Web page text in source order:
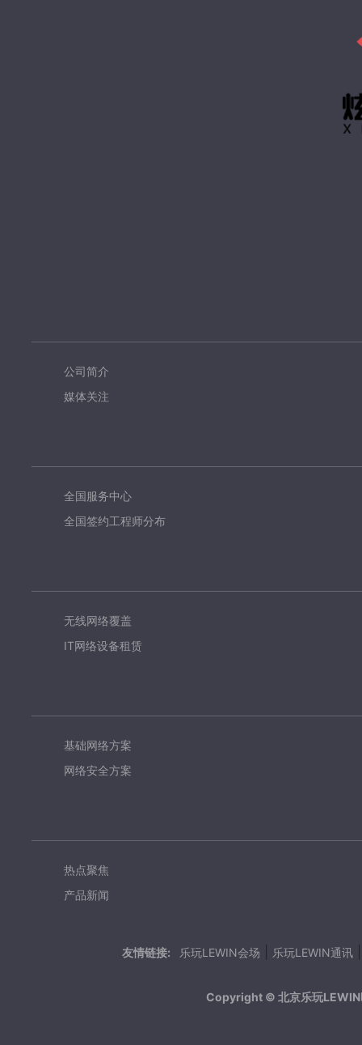
公司简介
媒体关注
全国服务中心
全国签约工程师分布
无线网络覆盖
IT网络设备租赁
基础网络方案
网络安全方案
热点聚焦
产品新闻
友情链接: 乐玩LEWIN会场 乐玩LEWIN通讯
Copyright © 北京乐玩LEWIN